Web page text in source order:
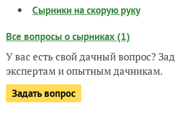
Сырники на скорую руку
Все вопросы о сырниках (1)
У вас есть свой дачный вопрос?
экспертам и опытным дачникам.
Задать вопрос